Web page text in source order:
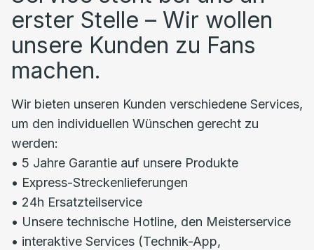
erster Stelle – Wir wollen
unsere Kunden zu Fans
machen.
Wir bieten unseren Kunden verschiedene Services,
um den individuellen Wünschen gerecht zu
werden:
• 5 Jahre Garantie auf unsere Produkte
• Express-Streckenlieferungen
• 24h Ersatzteilservice
• Unsere technische Hotline, den Meisterservice
• interaktive Services (Technik-App,